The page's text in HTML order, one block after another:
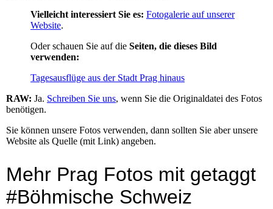
Vielleicht interessiert Sie es: Fotogalerie auf unserer
Website.
Oder schauen Sie auf die Seiten, die dieses Bild
verwenden:
Tagesausflüge aus der Stadt Prag hinaus
RAW: Ja. Schreiben Sie uns, wenn Sie die Originaldatei des Fotos
benötigen.
Sie können unsere Fotos verwenden, dann sollten Sie aber unsere
Website als Quelle (mit Link) angeben.
Mehr Prag Fotos mit getaggt
#Böhmische Schweiz